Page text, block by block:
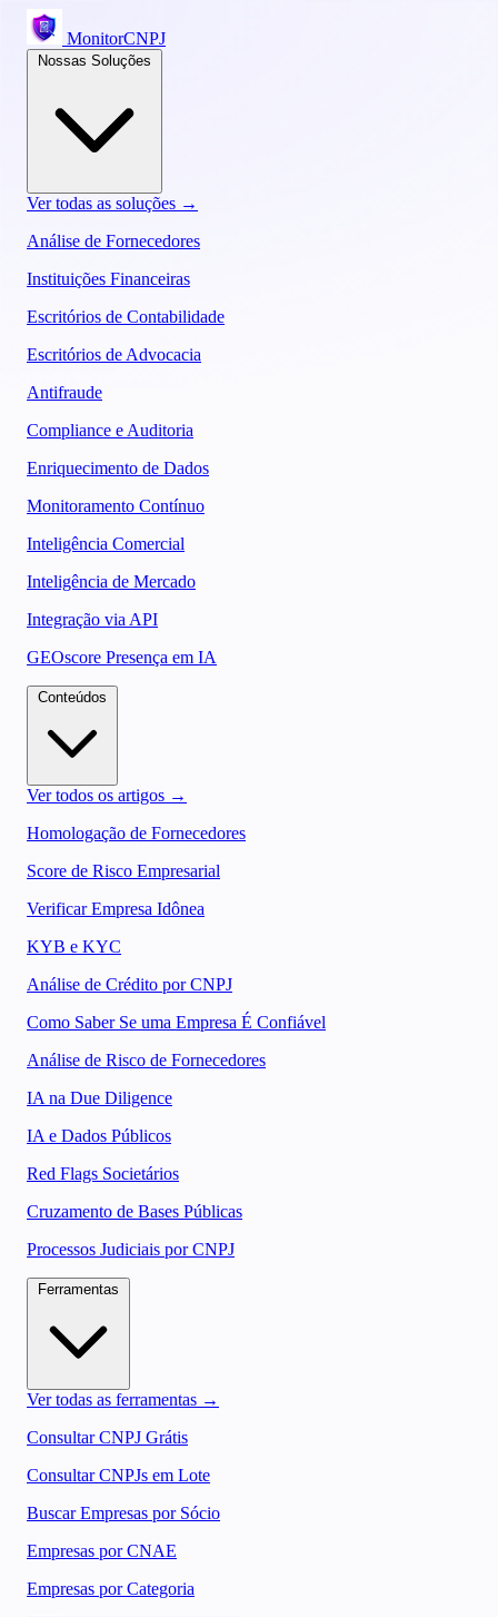
MonitorCNPJ
Ver todas as soluções →
Análise de Fornecedores
Instituições Financeiras
Escritórios de Contabilidade
Escritórios de Advocacia
Antifraude
Compliance e Auditoria
Enriquecimento de Dados
Monitoramento Contínuo
Inteligência Comercial
Inteligência de Mercado
Integração via API
GEOscore Presença em IA
Ver todos os artigos →
Homologação de Fornecedores
Score de Risco Empresarial
Verificar Empresa Idônea
KYB e KYC
Análise de Crédito por CNPJ
Como Saber Se uma Empresa É Confiável
Análise de Risco de Fornecedores
IA na Due Diligence
IA e Dados Públicos
Red Flags Societários
Cruzamento de Bases Públicas
Processos Judiciais por CNPJ
Ver todas as ferramentas →
Consultar CNPJ Grátis
Consultar CNPJs em Lote
Buscar Empresas por Sócio
Empresas por CNAE
Empresas por Categoria